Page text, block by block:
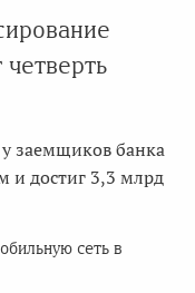
заемщиков банка
и достиг 3,3 млрд
сеть в